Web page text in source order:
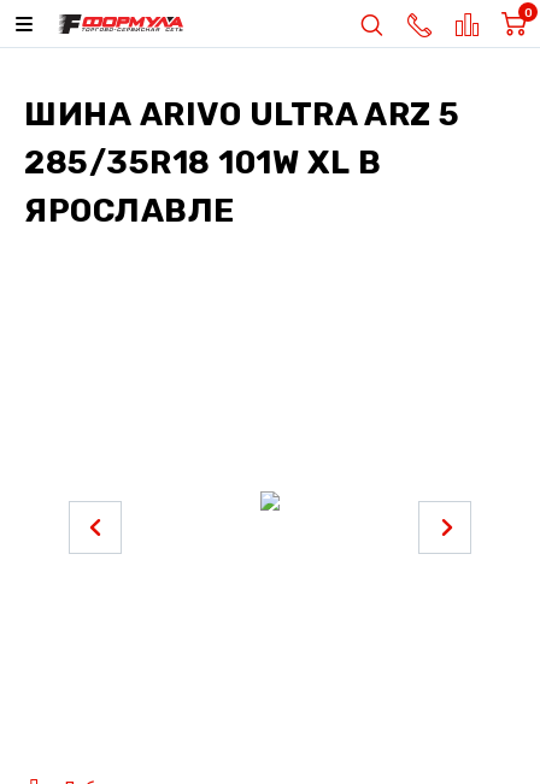
0
ШИНА ARIVO ULTRA ARZ 5
285/35R18 101W XL В
ЯРОСЛАВЛЕ